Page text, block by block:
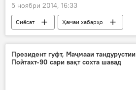
5 ноябри 2014, 16:33
Сиёсат Ҳамаи хабарҳо
Президент гуфт, Маҷмааи тандурустии
Пойтахт-90 сари вақт сохта шавад